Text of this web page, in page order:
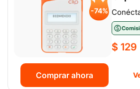
-74%
Precio
oferta
$ 129
Precio
Comprar ahora